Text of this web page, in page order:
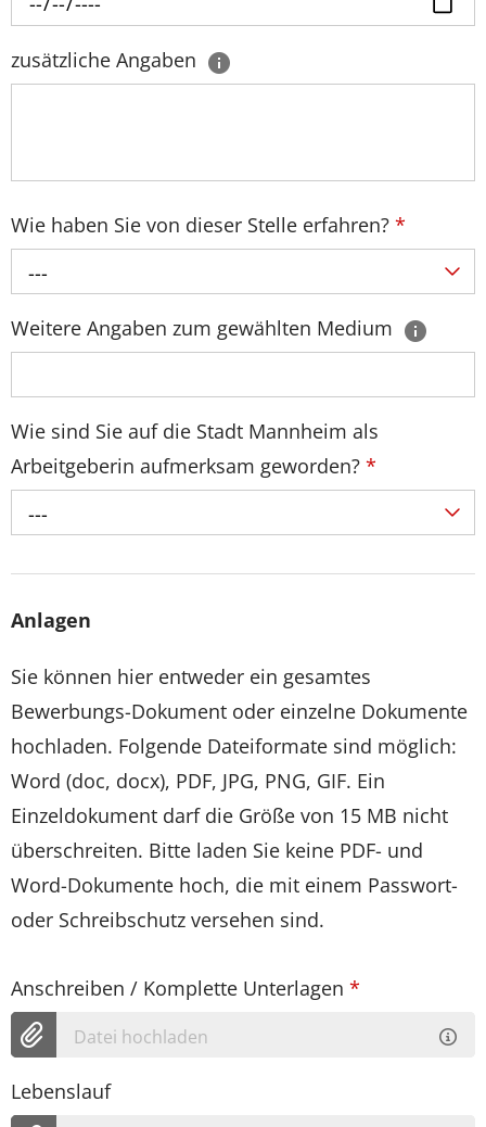
zusätzliche Angaben
Wie haben Sie von dieser Stelle erfahren? *
---
Weitere Angaben zum gewählten Medium
Wie sind Sie auf die Stadt Mannheim als
Arbeitgeberin aufmerksam geworden? *
---
Anlagen
Sie können hier entweder ein gesamtes
Bewerbungs-Dokument oder einzelne Dokumente
hochladen. Folgende Dateiformate sind möglich:
Word (doc, docx), PDF, JPG, PNG, GIF. Ein
Einzeldokument darf die Größe von 15 MB nicht
überschreiten. Bitte laden Sie keine PDF- und
Word-Dokumente hoch, die mit einem Passwort-
oder Schreibschutz versehen sind.
Anschreiben / Komplette Unterlagen *
Datei hochladen
Lebenslauf